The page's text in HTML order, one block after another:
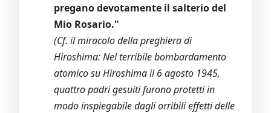
pregano devotamente il salterio del
Mio Rosario."
(Cf. il miracolo della preghiera di
Hiroshima: Nel terribile bombardamento
atomico su Hiroshima il 6 agosto 1945,
quattro padri gesuiti furono protetti in
modo inspiegabile dagli orribili effetti delle